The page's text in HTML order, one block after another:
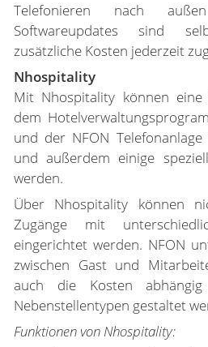
Telefonieren nach
Softwareupdates sind
zusätzliche Kosten jederzeit
Nhospitality
Mit Nhospitality können eine
dem
und der NFON
und außerdem einige
werden.
Über Nhospitality können
Zugänge mit
eingerichtet werden. NFON
zwischen Gast und
auch die Kosten
Nebenstellentypen gestaltet
Funktionen von Nhospitality: